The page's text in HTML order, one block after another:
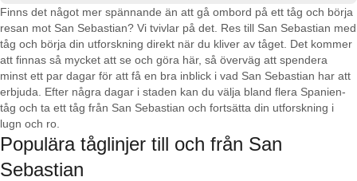
Finns det något mer spännande än att gå ombord på ett tåg och börja
resan mot San Sebastian? Vi tvivlar på det. Res till San Sebastian med
tåg och börja din utforskning direkt när du kliver av tåget. Det kommer
att finnas så mycket att se och göra här, så överväg att spendera
minst ett par dagar för att få en bra inblick i vad San Sebastian har att
erbjuda. Efter några dagar i staden kan du välja bland flera Spanien-
tåg och ta ett tåg från San Sebastian och fortsätta din utforskning i
lugn och ro.
Populära tåglinjer till och från San
Sebastian